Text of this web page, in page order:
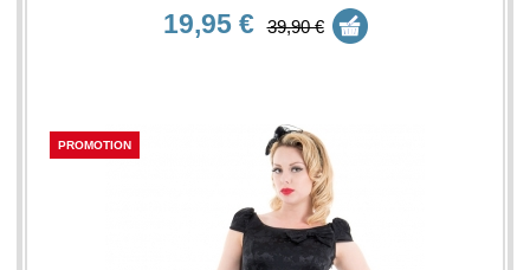
19,95 € 39,90 €
PROMOTION